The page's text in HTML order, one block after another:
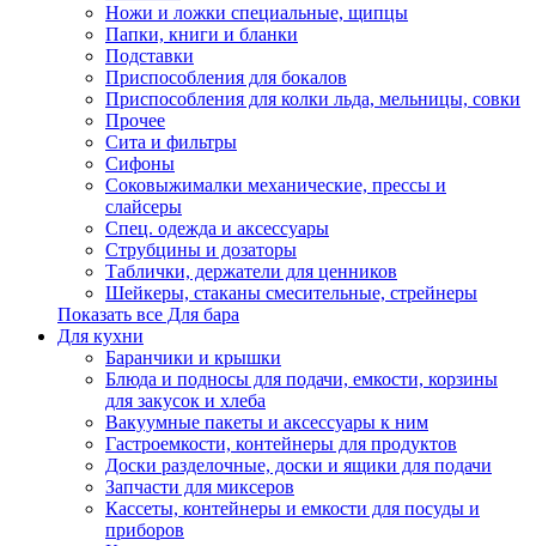
Ножи и ложки специальные, щипцы
Папки, книги и бланки
Подставки
Приспособления для бокалов
Приспособления для колки льда, мельницы, совки
Прочее
Сита и фильтры
Сифоны
Соковыжималки механические, прессы и
слайсеры
Спец. одежда и аксессуары
Струбцины и дозаторы
Таблички, держатели для ценников
Шейкеры, стаканы смесительные, стрейнеры
Показать все Для бара
Для кухни
Баранчики и крышки
Блюда и подносы для подачи, емкости, корзины
для закусок и хлеба
Вакуумные пакеты и аксессуары к ним
Гастроемкости, контейнеры для продуктов
Доски разделочные, доски и ящики для подачи
Запчасти для миксеров
Кассеты, контейнеры и емкости для посуды и
приборов